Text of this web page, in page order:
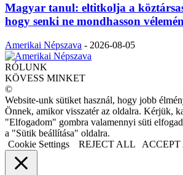
Magyar tanul: eltitkolja a
hogy senki ne mondhasson
Amerikai Népszava - 2026-08-05
RÓLUNK
KÖVESS MINKET
©
Website-unk sütiket használ, hogy jobb
Önnek, amikor visszatér az oldalra. Kérjük,
"Elfogadom" gombra valamennyi süti
a "Sütik beállítása" oldalra.
Cookie Settings
REJECT ALL